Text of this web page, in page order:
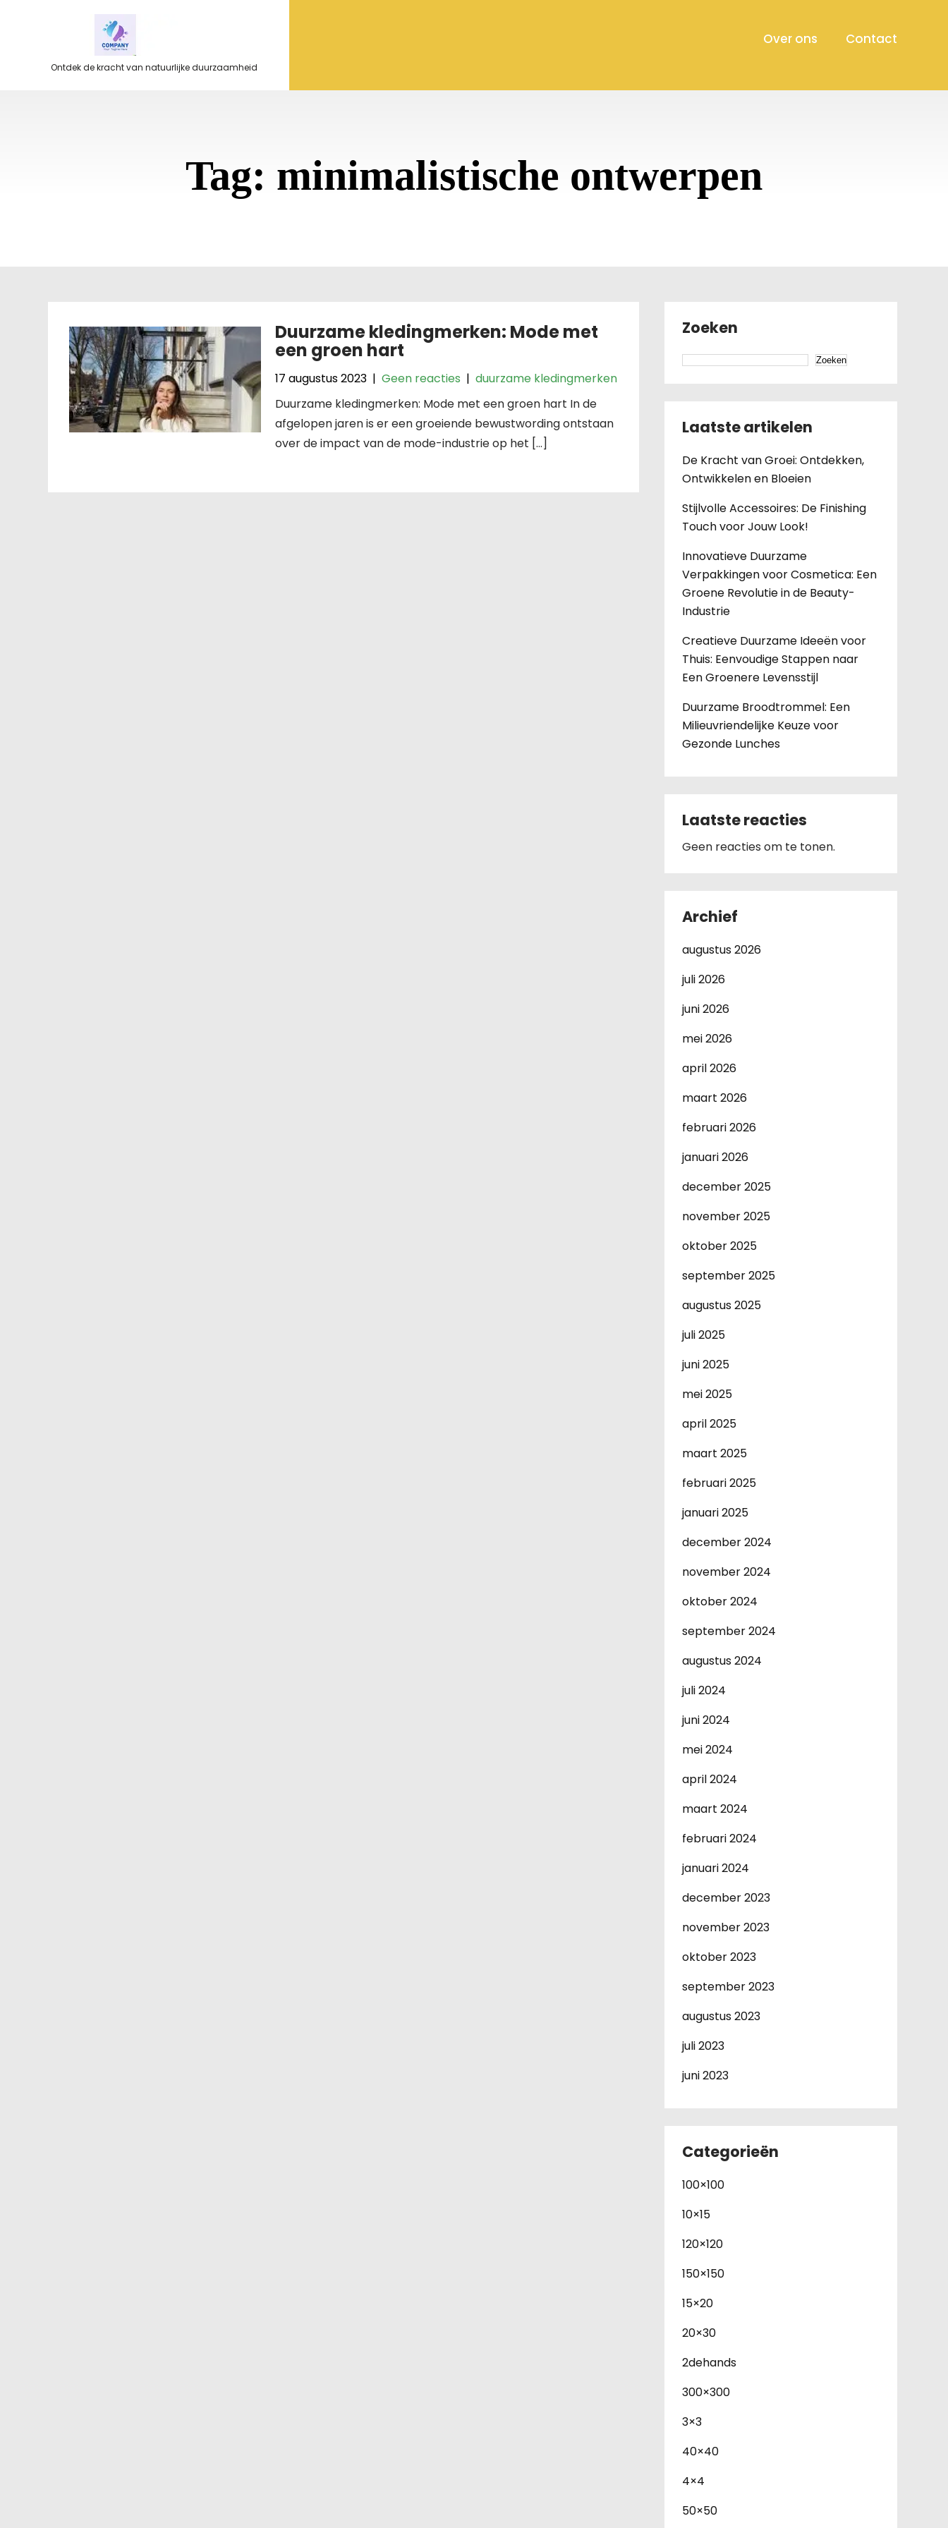
Ontdek de kracht van natuurlijke duurzaamheid
Over ons Contact
Tag: minimalistische ontwerpen
Duurzame kledingmerken: Mode met
een groen hart
17 augustus 2023 |Geen reacties |duurzame kledingmerken
Duurzame kledingmerken: Mode met een groen hart In de
afgelopen jaren is er een groeiende bewustwording ontstaan
over de impact van de mode-industrie op het […]
Zoeken
Zoeken
Laatste artikelen
De Kracht van Groei: Ontdekken,
Ontwikkelen en Bloeien
Stijlvolle Accessoires: De Finishing
Touch voor Jouw Look!
Innovatieve Duurzame
Verpakkingen voor Cosmetica: Een
Groene Revolutie in de Beauty-
Industrie
Creatieve Duurzame Ideeën voor
Thuis: Eenvoudige Stappen naar
Een Groenere Levensstijl
Duurzame Broodtrommel: Een
Milieuvriendelijke Keuze voor
Gezonde Lunches
Laatste reacties
Geen reacties om te tonen.
Archief
augustus 2026
juli 2026
juni 2026
mei 2026
april 2026
maart 2026
februari 2026
januari 2026
december 2025
november 2025
oktober 2025
september 2025
augustus 2025
juli 2025
juni 2025
mei 2025
april 2025
maart 2025
februari 2025
januari 2025
december 2024
november 2024
oktober 2024
september 2024
augustus 2024
juli 2024
juni 2024
mei 2024
april 2024
maart 2024
februari 2024
januari 2024
december 2023
november 2023
oktober 2023
september 2023
augustus 2023
juli 2023
juni 2023
Categorieën
100×100
10×15
120×120
150×150
15×20
20×30
2dehands
300×300
3×3
40×40
4×4
50×50